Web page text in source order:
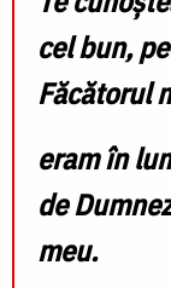
cel bun,
Făcătorul
eram în
de
meu.